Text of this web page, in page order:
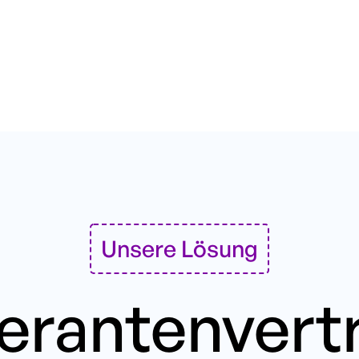
Unsere Lösung